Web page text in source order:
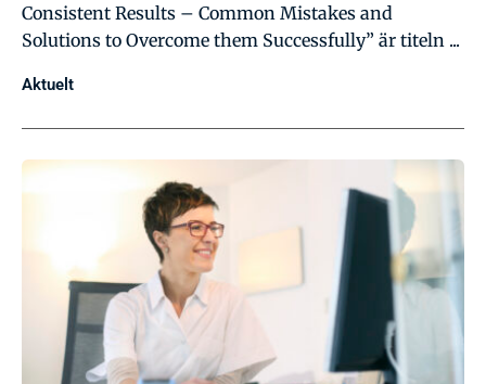
Consistent Results – Common Mistakes and
Solutions to Overcome them Successfully” är titeln ...
Aktuelt